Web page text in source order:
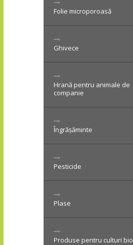
Folie microporoasă
Ghivece
Hrană pentru animale de
companie
Îngrășăminte
Pesticide
Plase
Produse pentru culturi bio